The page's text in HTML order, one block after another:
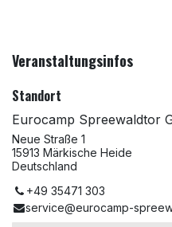
Veranstaltungsinfos
Standort
Eurocamp Spreewaldtor
Neue Straße 1
15913 Märkische Heide
Deutschland
+49 35471 303
service@eurocamp-